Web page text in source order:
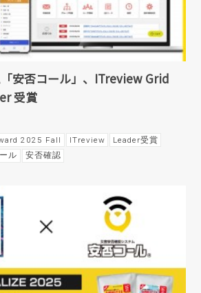
安否コール」、ITreview Grid
受賞
2025 Fall ITreview
Leader受賞
ル 安否確認